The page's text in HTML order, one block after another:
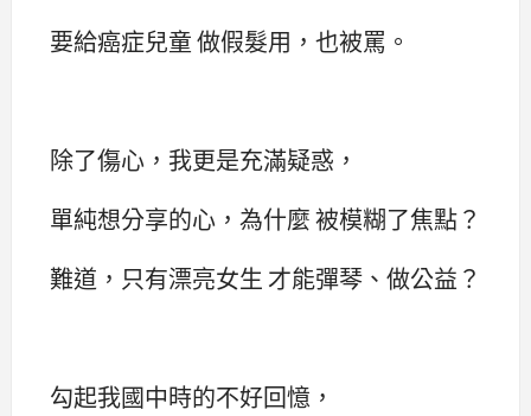
要給癌症兒童 做假髮用，也被罵。
除了傷心，我更是充滿疑惑，
單純想分享的心，為什麼 被模糊了焦點？
難道，只有漂亮女生 才能彈琴、做公益？
勾起我國中時的不好回憶，